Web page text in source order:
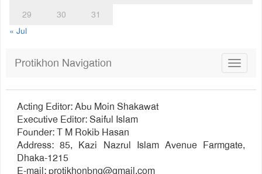
29
30
31
« Jul
Toggle
Protikhon Navigation
Acting Editor: Abu Moin Shakawat
Executive Editor: Saiful Islam
Founder: T M Rokib Hasan
Address: 85, Kazi Nazrul Islam Avenue Farmgate,
Dhaka-1215
E-mail:protikhonbng@gmail.com